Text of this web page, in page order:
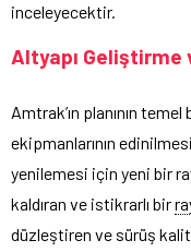
inceleyecektir.
Altyapı Geliştirme
Amtrak’ın planının
ekipmanlarının
yenilemesi için yeni bir
kaldıran ve istikrarlı bir
düzleştiren ve sürüş